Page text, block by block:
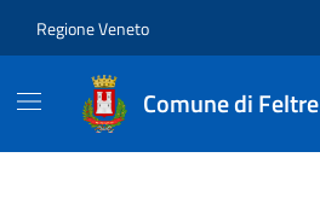
Regione Veneto
Comune di Feltre